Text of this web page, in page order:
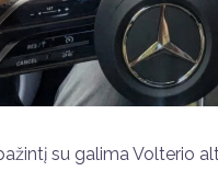
su galima Volterio